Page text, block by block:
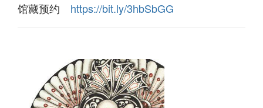
馆藏预约 https://bit.ly/3hbSbGG